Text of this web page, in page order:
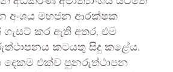
අංශය මහජන ආරක්ෂක
ගැසට් කර ඇති අතර, එම
කටයතු සිදු කළේය.
දෙකම එක්ව පුනරුත්ථාපන